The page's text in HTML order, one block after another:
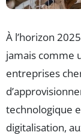
À l’horizon
jamais comme
entreprises
technologique
digitalisation,